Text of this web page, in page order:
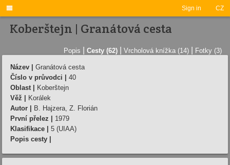
Sign in CZ

Koberštejn | Granátová cesta
Popis Cesty (62) Vrcholová knížka (14) Fotky (3)
Název |
Granátová cesta
Číslo v průvodci |
40
Oblast |
Koberštejn
Věž |
Korálek
Autor |
B. Hajzera, Z. Florián
První přelez |
1979
Klasifikace |
5 (UIAA)
Popis cesty |